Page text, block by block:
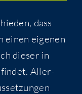
dass
einen eige­nen
die­ser in
Aller­